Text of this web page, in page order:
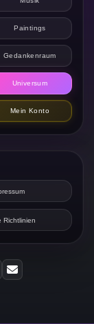
Paintings
Gedankenraum
Universum
Mein Konto
Richtlinien